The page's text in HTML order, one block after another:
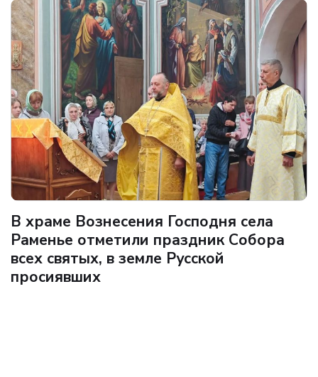
В храме Вознесения Господня села
Раменье отметили праздник Собора
всех святых, в земле Русской
просиявших